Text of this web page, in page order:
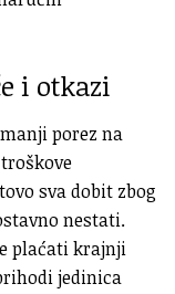
i otkazi
porez na
sva dobit zbog
nestati.
plaćati krajnji
jedinica